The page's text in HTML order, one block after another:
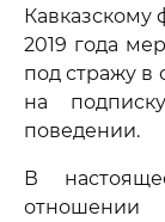
Кавказскому
2019 года
под стражу
на
поведении.
В